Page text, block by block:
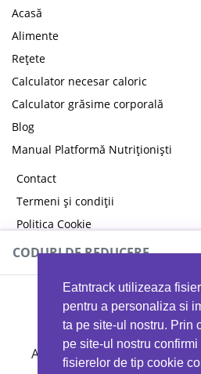
Eatntrack utilizeaza
pentru a personaliza si
ta pe site-ul nostru. Prin
pe site-ul nostru
fisierelor de tip cookie
Acasă
Alimente
Rețete
Calculator necesar caloric
Calculator grăsime corporală
Blog
Manual Platformă Nutriționiști
Contact
Termeni și condiții
Politica Cookie
Politica de confidențialitate
CODURI DE REDUCERE
Ai 40%reducere la orice